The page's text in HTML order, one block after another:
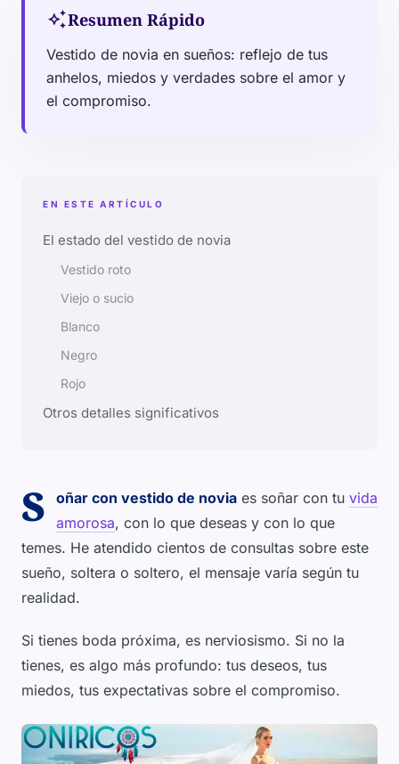
auto_awesomeResumen Rápido
Vestido de novia en sueños: reflejo de tus
anhelos, miedos y verdades sobre el amor y
el compromiso.
EN ESTE ARTÍCULO
El estado del vestido de novia
Vestido roto
Viejo o sucio
Blanco
Negro
Rojo
Otros detalles significativos
S oñar con vestido de novia es soñar con tu vida
amorosa, con lo que deseas y con lo que
temes. He atendido cientos de consultas sobre este
sueño, soltera o soltero, el mensaje varía según tu
realidad.
Si tienes boda próxima, es nerviosismo. Si no la
tienes, es algo más profundo: tus deseos, tus
miedos, tus expectativas sobre el compromiso.